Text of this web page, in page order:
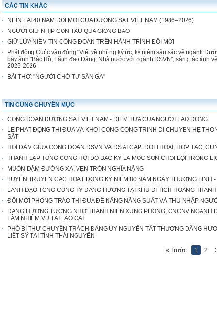
CÁC TIN KHÁC
NHÌN LẠI 40 NĂM ĐỔI MỚI CỦA ĐƯỜNG SẮT VIỆT NAM (1986–2026)
NGƯỜI GIỮ NHỊP CON TÀU QUA GIÔNG BÃO
GIỮ LỬA NIỀM TIN CÔNG ĐOÀN TRÊN HÀNH TRÌNH ĐỔI MỚI
Phát động Cuộc vận động "Viết về những ký ức, kỷ niệm sâu sắc về ngành
bày ảnh "Bác Hồ, Lãnh đạo Đảng, Nhà nước với ngành ĐSVN"; sáng tác ảnh
2025-2026
BÀI THƠ: "NGƯỜI CHỜ TỪ SÂN GA"
TIN CÙNG CHUYÊN MỤC
CÔNG ĐOÀN ĐƯỜNG SẮT VIỆT NAM - ĐIỂM TỰA CỦA NGƯỜI LAO ĐỘNG
LỄ PHÁT ĐỘNG THI ĐUA VÀ KHỞI CÔNG CÔNG TRÌNH DI CHUYỂN HỆ
SẮT
HỘI ĐÀM GIỮA CÔNG ĐOÀN ĐSVN VÀ ĐS AI CẬP: ĐỐI THOẠI, HỢP TÁC,
THÀNH LẬP TỔNG CÔNG HỘI ĐỎ BẮC KỲ LÀ MỐC SON CHÓI LỌI TRONG
MUÔN DẶM ĐƯỜNG XA, VẸN TRÒN NGHĨA NẶNG
TUYÊN TRUYỀN CÁC HOẠT ĐỘNG KỶ NIỆM 80 NĂM NGÀY THƯƠNG BINH
LÃNH ĐẠO TỔNG CÔNG TY DÂNG HƯƠNG TẠI KHU DI TÍCH HOÀNG
ĐỔI MỚI PHONG TRÀO THI ĐUA ĐỂ NÂNG NĂNG SUẤT VÀ THU NHẬP
DÂNG HƯƠNG TƯỞNG NHỚ THANH NIÊN XUNG PHONG, CNCNV NGÀNH
LÀM NHIỆM VỤ TẠI LÀO CAI
PHÓ BÍ THƯ CHUYÊN TRÁCH ĐẢNG ỦY NGUYỄN TẤT THƯƠNG DÂNG
LIỆT SỸ TẠI TỈNH THÁI NGUYÊN
« Trước 1 2